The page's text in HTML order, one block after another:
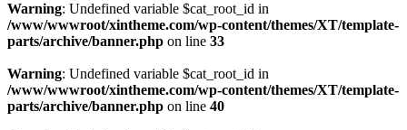
Warning: Undefined variable $cat_root_id in
/www/wwwroot/xintheme.com/wp-content/themes/XT/template-
parts/archive/banner.php on line 33
Warning: Undefined variable $cat_root_id in
/www/wwwroot/xintheme.com/wp-content/themes/XT/template-
parts/archive/banner.php on line 40